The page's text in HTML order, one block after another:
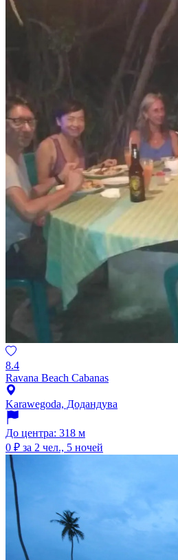
8.4
Ravana Beach Cabanas
Karawegoda, Додандува
До центра: 318 м
0 ₽ за 2 чел., 5 ночей